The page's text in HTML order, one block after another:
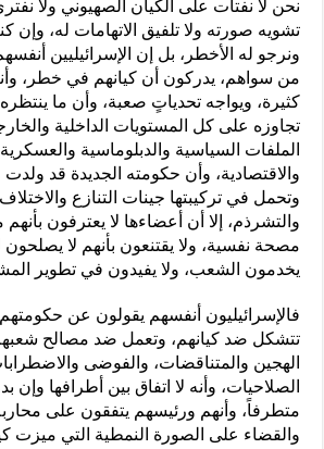
نحن لا نفتأت على الكيان الصهيوني ولا
تشويه صورته ولا تلفيق الاتهامات له، وإن
ونرجو له الأخطر، بل إن الإسرائيليين
من سواهم، يدركون أن كيانهم في خطر،
كثيرة، ويواجه تحدياتٍ صعبة، وأن ما
تجاوزه على كل المستويات الداخلية
الملفات السياسية والدبلوماسية والعسكرية
والاقتصادية، وأن حكومته الجديدة قد
وتحمل في تركيبتها جينات التنازع
والتشرذم، إلا أن أعضاءها لا يعترفون
مصحة نفسية، ولا يقتنعون بأنهم لا يصلحون
يخدمون الشعب، ولا يفيدون في تطوير
فالإسرائيليون أنفسهم يقولون عن
تتشكل ضد كيانهم، وتعمل ضد مصالح
الهجين والمتناقضات، والفوضى
الصلاحيات، وأنه لا اتفاق بين أطرافها وإن
متطرفاً، وأنهم ورئيسهم يتفقون على
والقضاء على الصورة النمطية التي ميزت